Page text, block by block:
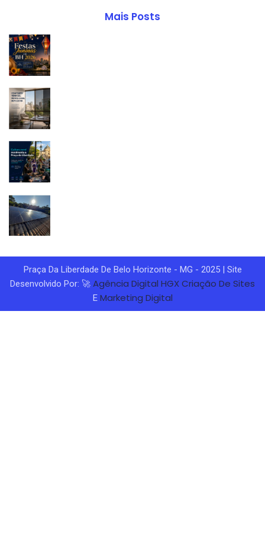
Mais Posts
Praça Da Liberdade De Belo Horizonte - MG - 2025 | Site
Desenvolvido Por: 🚀 Agência Digital HGXCriação De Sites
E Marketing Digital